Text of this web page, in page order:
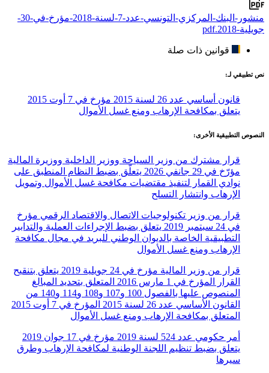
منشور-البنك-المركزي-التونسي-عدد-7-لسنة-2018-مؤرخ-في-30-
جويلية-2018.pdf
قوانين ذات صلة
نص تطبيقي لـ:
قانون أساسي عدد 26 لسنة 2015 مؤرخ في 7 أوت 2015
يتعلق بمكافحة الإرهاب ومنع غسل الأموال
النصوص التطبيقية الأخرى:
قرار مشترك من وزير السياحة ووزير الداخلية ووزيرة المالية
مؤرّخ في 29 جانفي 2026 يتعلّق بضبط النظام المنطبق على
نوادي القمار لتنفيذ مقتضيات مكافحة غسل الأموال وتمويل
الإرهاب وانتشار التسلح
قرار من وزير تكنولوجيات الاتصال والاقتصاد الرقمي مؤرخ
في 24 سبتمبر 2019 يتعلق بضبط الإجراءات العملية والتدابير
التطبيقية الخاصة بالديوان الوطني للبريد في مجال مكافحة
الإرهاب ومنع غسل الأموال
قرار من وزير المالية مؤرخ في 24 جويلية 2019 يتعلق بتنقيح
القرار المؤرخ في 1 مارس 2016 المتعلق بتحديد المبالغ
المنصوص عليها بالفصول 100 و107 و108 و114 و140 من
القانون الأساسي عدد 26 لسنة 2015 المؤرخ في 7 أوت 2015
المتعلق بمكافحة الإرهاب ومنع غسل الأموال
أمر حكومي عدد 524 لسنة 2019 مؤرخ في 17 جوان 2019
يتعلق بضبط تنظيم اللجنة الوطنية لمكافحة الإرهاب وطرق
سيرها